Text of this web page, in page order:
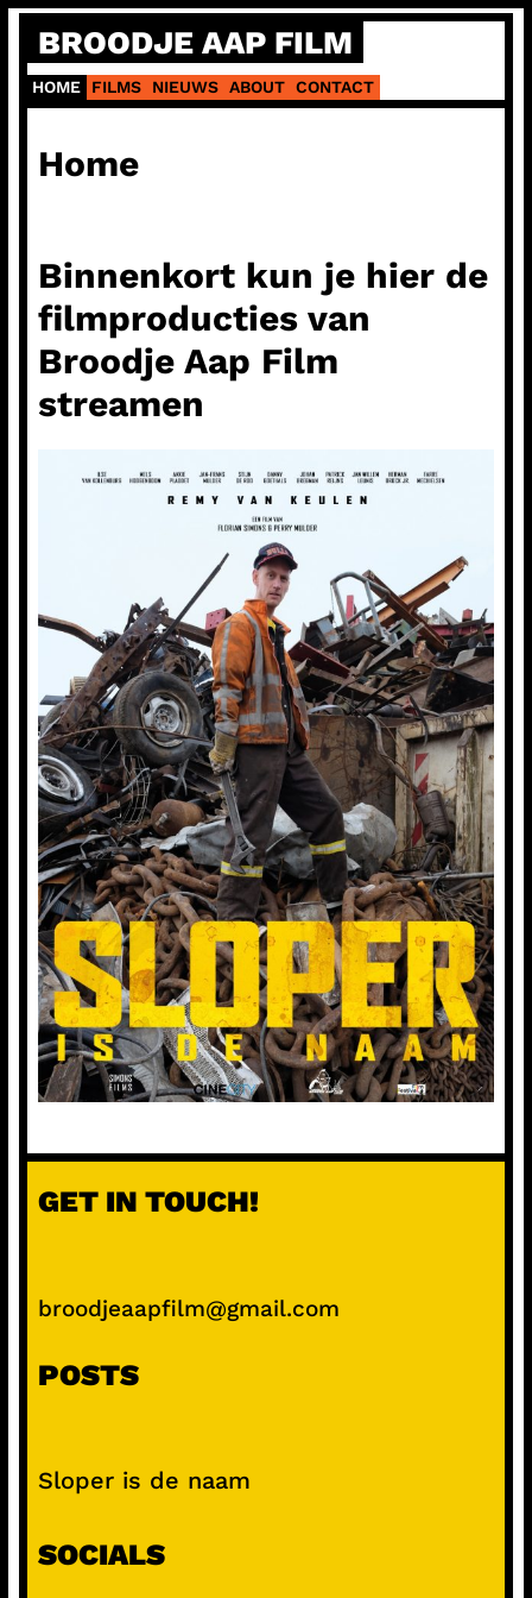
naar
de
inhoud
BROODJE AAP FILM
HOME FILMS NIEUWS ABOUT CONTACT
Home
Binnenkort kun je hier de
filmproducties van
Broodje Aap Film
streamen
GET IN TOUCH!
broodjeaapfilm@gmail.com
POSTS
Sloper is de naam
SOCIALS